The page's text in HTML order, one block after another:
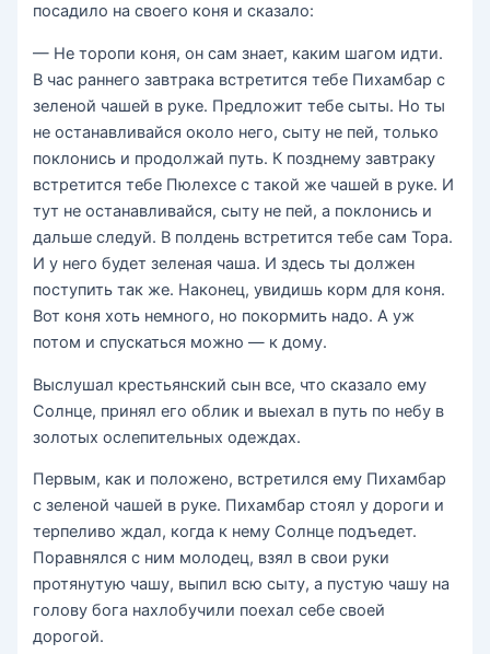
посадило на своего коня и сказало:
— Не торопи коня, он сам знает, каким шагом идти.
В час раннего завтрака встретится тебе Пихамбар с
зеленой чашей в руке. Предложит тебе сыты. Но ты
не останавливайся около него, сыту не пей, только
поклонись и продолжай путь. К позднему завтраку
встретится тебе Пюлехсе с такой же чашей в руке. И
тут не останавливайся, сыту не пей, а поклонись и
дальше следуй. В полдень встретится тебе сам Тора.
И у него будет зеленая чаша. И здесь ты должен
поступить так же. Наконец, увидишь корм для коня.
Вот коня хоть немного, но покормить надо. А уж
потом и спускаться можно — к дому.
Выслушал крестьянский сын все, что сказало ему
Солнце, принял его облик и выехал в путь по небу в
золотых ослепительных одеждах.
Первым, как и положено, встретился ему Пихамбар
с зеленой чашей в руке. Пихамбар стоял у дороги и
терпеливо ждал, когда к нему Солнце подъедет.
Поравнялся с ним молодец, взял в свои руки
протянутую чашу, выпил всю сыту, а пустую чашу на
голову бога нахлобучили поехал себе своей
дорогой.